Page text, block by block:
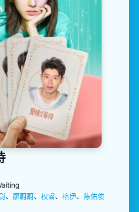
、 廖蔚蔚、 权睿、 格伊、
陈佑俊